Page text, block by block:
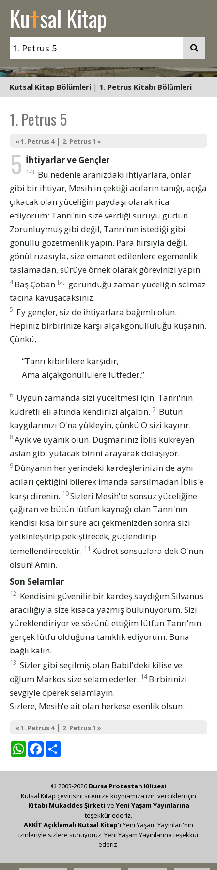
Kutsal Kitap
Kutsal Kitap Bölümleri | 1. Petrus Kitabı Bölümleri
1. Petrus 5
« 1. Petrus 4| 2. Petrus 1 »
5 İhtiyarlar ve Gençler
1-3 Bu nedenle aranızdaki ihtiyarlara, onlar
gibi bir ihtiyar, Mesih'in çektiği acıların tanığı, açığa
çıkacak olan yüceliğin paydaşı olarak rica
ediyorum: Tanrı'nın size verdiği sürüyü güdün.
Zorunluymuş gibi değil, Tanrı'nın istediği gibi
gönüllü gözetmenlik yapın. Para hırsıyla değil,
gönül rızasıyla, size emanet edilenlere egemenlik
taslamadan, sürüye örnek olarak görevinizi yapın.
4 Baş Çoban [a] göründüğü zaman yüceliğin solmaz
tacına kavuşacaksınız.
5 Ey gençler, siz de ihtiyarlara bağımlı olun.
Hepiniz birbirinize karşı alçakgönüllülüğü kuşanın.
Çünkü,
“Tanrı kibirlilere karşıdır,
Ama alçakgönüllülere lütfeder.”
6 Uygun zamanda sizi yüceltmesi için, Tanrı'nın
kudretli eli altında kendinizi alçaltın. 7 Bütün
kaygılarınızı O'na yükleyin, çünkü O sizi kayırır.
8Ayık ve uyanık olun. Düşmanınız İblis kükreyen
aslan gibi yutacak birini arayarak dolaşıyor.
9 Dünyanın her yerindeki kardeşlerinizin de aynı
acıları çektiğini bilerek imanda sarsılmadan İblis'e
karşı direnin. 10Sizleri Mesih'te sonsuz yüceliğine
çağıran ve bütün lütfun kaynağı olan Tanrı'nın
kendisi kısa bir süre acı çekmenizden sonra sizi
yetkinleştirip pekiştirecek, güçlendirip
temellendirecektir. 11 Kudret sonsuzlara dek O'nun
olsun! Amin.
Son Selamlar
12 Kendisini güvenilir bir kardeş saydığım Silvanus
aracılığıyla size kısaca yazmış bulunuyorum. Sizi
yüreklendiriyor ve sözünü ettiğim lütfun Tanrı'nın
gerçek lütfu olduğuna tanıklık ediyorum. Buna
bağlı kalın.
13 Sizler gibi seçilmiş olan Babil'deki kilise ve
oğlum Markos size selam ederler. 14 Birbirinizi
sevgiyle öperek selamlayın.
Sizlere, Mesih'e ait olan herkese esenlik olsun.
« 1. Petrus 4| 2. Petrus 1 »
WhatsAppFacebook
© 2003-2026 Bursa Protestan Kilisesi
Kutsal Kitap çevirisini sitemize koymamıza izin verdikleri için
Kitabı Mukaddes Şirketi ve Yeni Yaşam Yayınlarına
teşekkür ederiz.
AKKİT Açıklamalı Kutsal Kitap'ı Yeni Yaşam Yayınları'nın
izinleriyle sizlere sunuyoruz. Yeni Yaşam Yayınlarına teşekkür
ederiz.